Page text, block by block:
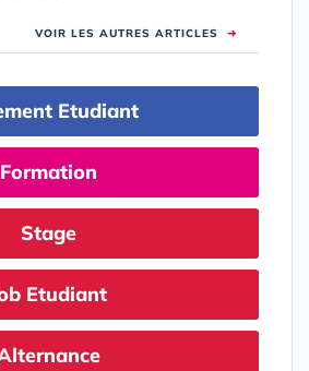
VOIR LES AUTRES ARTICLES ➜
Etudiant
Formation
Stage
Etudiant